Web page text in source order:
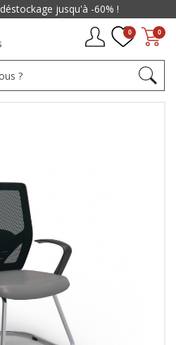
0
0
déstockage jusqu'à -60% !